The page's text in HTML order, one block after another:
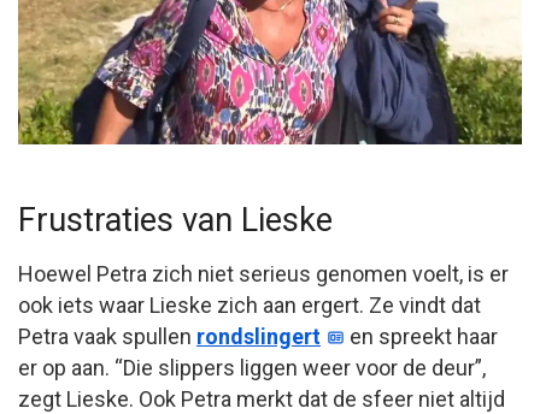
Frustraties van Lieske
Hoewel Petra zich niet serieus genomen voelt, is er
ook iets waar Lieske zich aan ergert. Ze vindt dat
Petra vaak spullen rondslingert
en spreekt haar
er op aan. “Die slippers liggen weer voor de deur”,
zegt Lieske. Ook Petra merkt dat de sfeer niet altijd